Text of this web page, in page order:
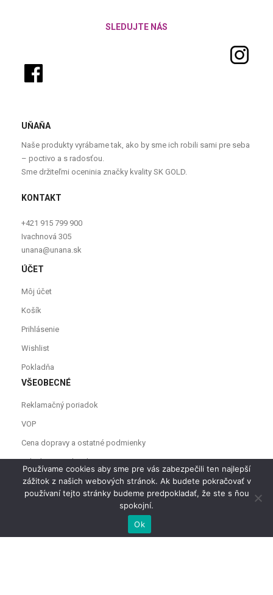
SLEDUJTE NÁS
UŇAŇA
Naše produkty vyrábame tak, ako by sme ich robili sami pre seba
– poctivo a s radosťou.
Sme držiteľmi oceninia značky kvality SK GOLD.
KONTAKT
+421 915 799 900
Ivachnová 305
unana@unana.sk
ÚČET
Môj účet
Košík
Prihlásenie
Wishlist
Pokladňa
VŠEOBECNÉ
Reklamačný poriadok
VOP
Cena dopravy a ostatné podmienky
Odstúpenie od zmluvy
Používame cookies aby sme pre vás zabezpečili ten najlepší
zážitok z našich webových stránok. Ak budete pokračovať v
používaní tejto stránky budeme predpokladať, že ste s ňou
spokojní.
Ok